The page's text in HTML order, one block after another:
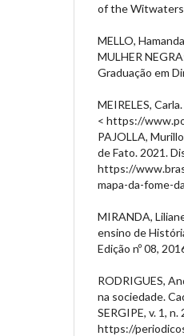
of the
MELLO,
MULHER
Graduação em
MEIRELES,
< https://
PAJOLLA,
de Fato. 2021.
https://
mapa-da-fome-
MIRANDA,
ensino de
Edição nº 08,
RODRIGUES,
na sociedade.
SERGIPE, v. 1,
https://